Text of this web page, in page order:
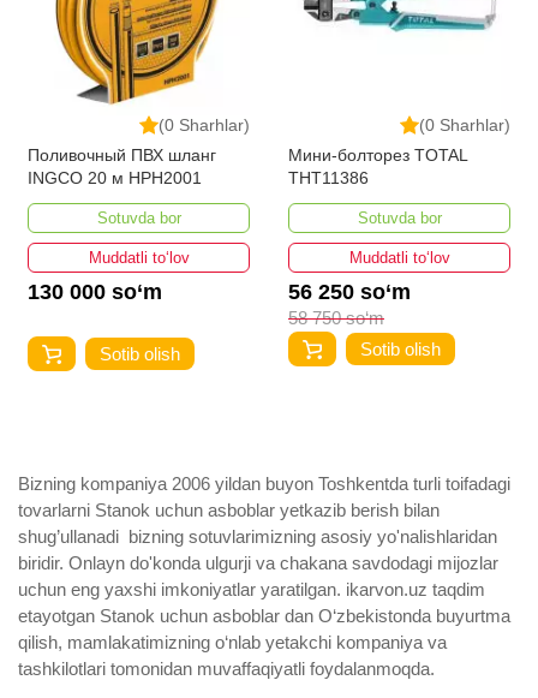
(0 Sharhlar)
Поливочный ПВХ шланг
INGCO 20 м HPH2001
Sotuvda bor
Muddatli to‘lov
130 000 so‘m
Sotib olish
(0 Sharhlar)
Мини-болторез TOTAL
THT11386
Sotuvda bor
Muddatli to‘lov
56 250 so‘m
58 750 so‘m
Sotib olish
Bizning kompaniya 2006 yildan buyon Toshkentda turli toifadagi
tovarlarni Stanok uchun asboblar yetkazib berish bilan
shug’ullanadi ­ bizning sotuvlarimizning asosiy yo'nalishlaridan
biridir. Onlayn do'konda ulgurji va chakana savdodagi mijozlar
uchun eng yaxshi imkoniyatlar yaratilgan. ikarvon.uz taqdim
etayotgan Stanok uchun asboblar dan O‘zbekistonda buyurtma
qilish, mamlakatimizning o‘nlab yetakchi kompaniya va
tashkilotlari tomonidan muvaffaqiyatli foydalanmoqda.